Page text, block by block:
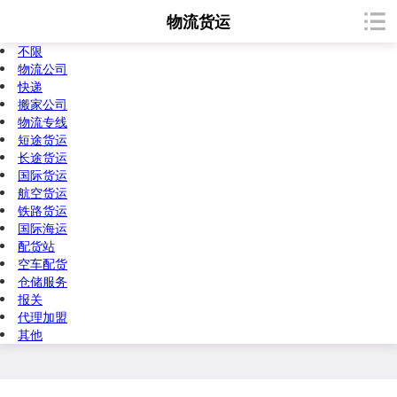
物流货运
不限
物流公司
快递
搬家公司
物流专线
短途货运
长途货运
国际货运
航空货运
铁路货运
国际海运
配货站
空车配货
仓储服务
报关
代理加盟
其他